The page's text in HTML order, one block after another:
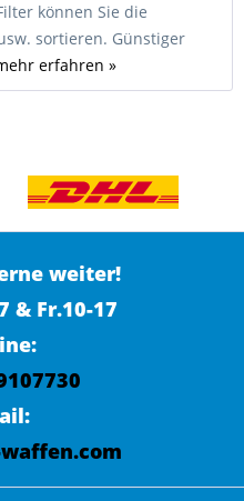
können Sie die
sortieren. Günstiger
erfahren »
weiter!
& Fr.10-17